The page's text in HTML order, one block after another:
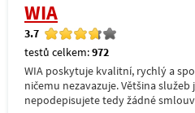
WIA
3.7
testů celkem:972
WIA poskytuje kvalitní, rychlý a
ničemu nezavazuje. Většina služeb
nepodepisujete tedy žádné